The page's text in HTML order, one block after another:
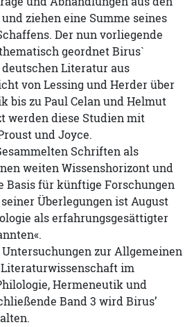
ziehen eine Summe seines
Der nun vorliegende
geordnet Birus`
Literatur aus
von Lessing und Herder über
bis zu Paul Celan und Helmut
werden diese Studien mit
und Joyce.
Schriften als
weiten Wissenshorizont und
Basis für künftige Forschungen
Überlegungen ist August
als erfahrungsgesättigter
Untersuchungen zur Allgemeinen
im
Hermeneutik und
Band 3 wird Birus’